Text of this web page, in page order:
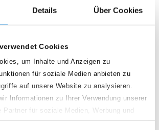
Details Über Cookies
Cookies
um Inhalte und Anzeigen zu
für soziale Medien anbieten zu
auf unsere Website zu analysieren.
Informationen zu Ihrer Verwendung unserer
Partner für soziale Medien, Werbung und
Partner führen diese Informationen